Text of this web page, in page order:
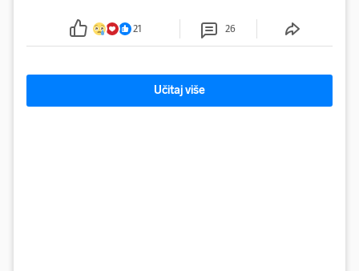
tamošnji liječnici ne vjeruju u oporavak: 'Imamo
21 26
Učitaj više